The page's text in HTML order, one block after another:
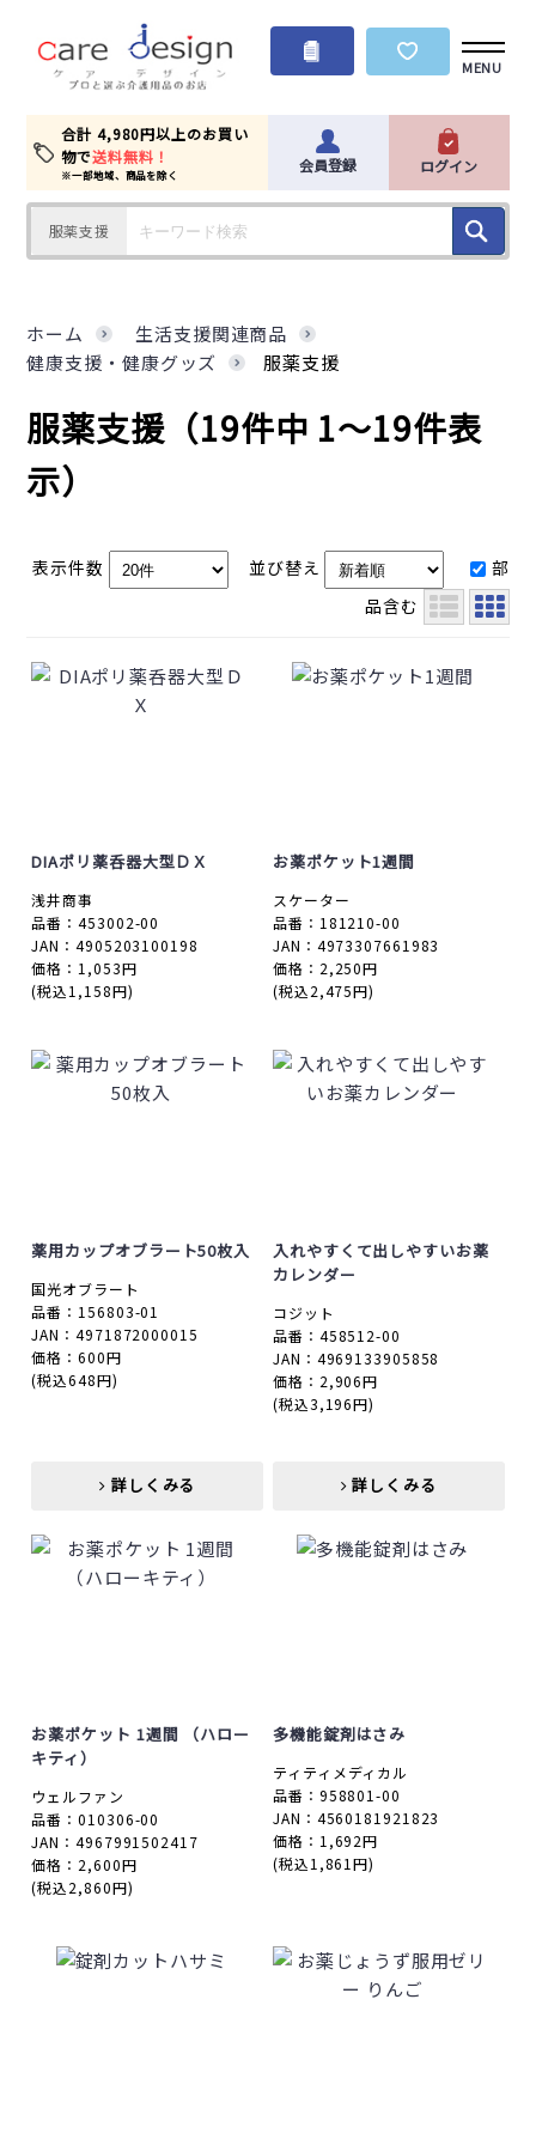
MENU
合計 4,980円以上のお買い
物で送料無料！
※一部地域、商品を除く 会員登録 ログイン
服薬支援
ホーム
生活支援関連商品
健康支援・健康グッズ
服薬支援
服薬支援 （19件中 1～19件表
示）
表示件数 並び替え
部
品含む
DIAポリ薬呑器大型ＤＸ
浅井商事
品番：453002-00
JAN：4905203100198
価格：1,053円
(税込1,158円)
詳しくみる
お薬ポケット1週間
スケーター
品番：181210-00
JAN：4973307661983
価格：2,250円
(税込2,475円)
詳しくみる
薬用カップオブラート50枚入
国光オブラート
品番：156803-01
JAN：4971872000015
価格：600円
(税込648円)
詳しくみる
入れやすくて出しやすいお薬
カレンダー
コジット
品番：458512-00
JAN：4969133905858
価格：2,906円
(税込3,196円)
詳しくみる
お薬ポケット 1週間 （ハロー
キティ）
ウェルファン
品番：010306-00
JAN：4967991502417
価格：2,600円
(税込2,860円)
多機能錠剤はさみ
ティティメディカル
品番：958801-00
JAN：4560181921823
価格：1,692円
(税込1,861円)